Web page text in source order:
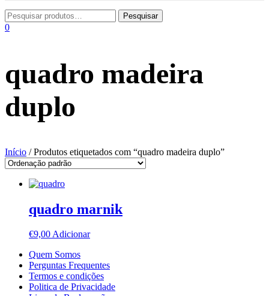
0
quadro madeira
duplo
Início / Produtos etiquetados com “quadro madeira duplo”
quadro marnik
€9,00Adicionar
Quem Somos
Perguntas Frequentes
Termos e condições
Politica de Privacidade